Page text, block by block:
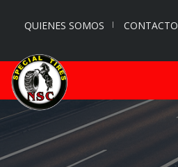
QUIENES SOMOS CONTACTO